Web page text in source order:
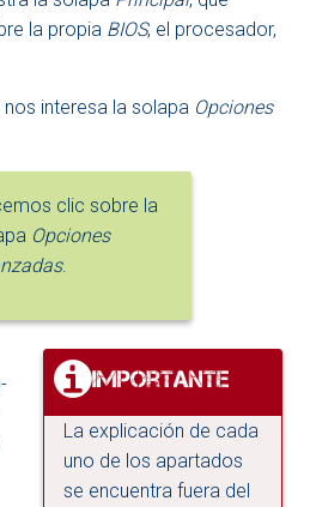
la propia BIOS, el procesador,
interesa la solapa Opciones
clic sobre la
Opciones
.
La explicación de cada
uno de los apartados
se encuentra fuera del